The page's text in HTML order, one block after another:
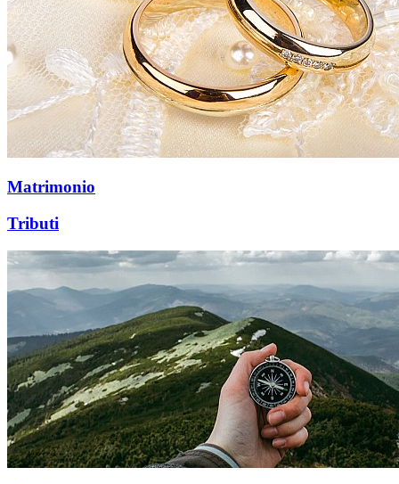
Matrimonio
Tributi